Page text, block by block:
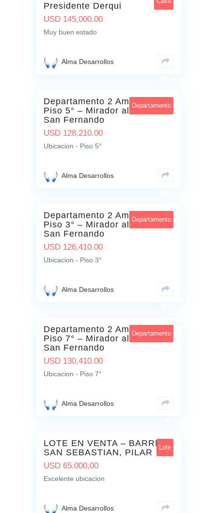
Presidente Derqui
USD 145,000.00
Muy buen estado
Alma Desarrollos
Departamento
Departamento 2 Ambientes –
Piso 5° – Mirador al Rio –
San Fernando
USD 128,210.00
Ubicacion - Piso 5°
Alma Desarrollos
Departamento
Departamento 2 Ambientes –
Piso 3° – Mirador al Rio –
San Fernando
USD 126,410.00
Ubicacion - Piso 3°
Alma Desarrollos
Departamento
Departamento 2 Ambientes –
Piso 7° – Mirador al Rio –
San Fernando
USD 130,410.00
Ubicacion - Piso 7°
Alma Desarrollos
Lote
LOTE EN VENTA – BARRIO
SAN SEBASTIAN, PILAR
USD 65.000,00
Excelente ubicacion
Alma Desarrollos